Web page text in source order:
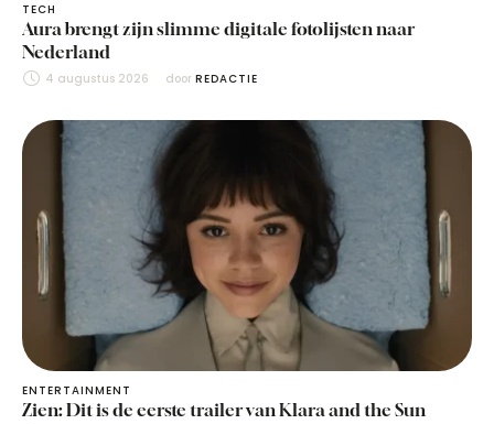
TECH
Aura brengt zijn slimme digitale fotolijsten naar
Nederland
4 augustus 2026 door REDACTIE
ENTERTAINMENT
Zien: Dit is de eerste trailer van Klara and the Sun